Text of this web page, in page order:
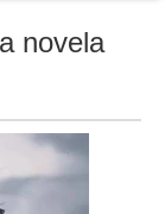
novela